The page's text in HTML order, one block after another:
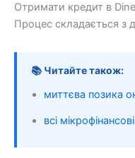
Отримати кредит в
Процес складається з
📚 Читайте також:
миттєва позика
всі